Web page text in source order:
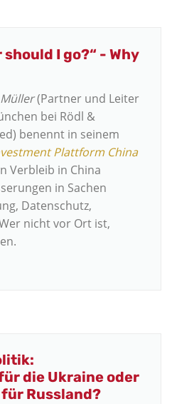
I go?“ - Why
(Partner und Leiter
bei Rödl &
benennt in seinem
Plattform China
Verbleib in China
in Sachen
Datenschutz,
nicht vor Ort ist,
die Ukraine oder
Russland?